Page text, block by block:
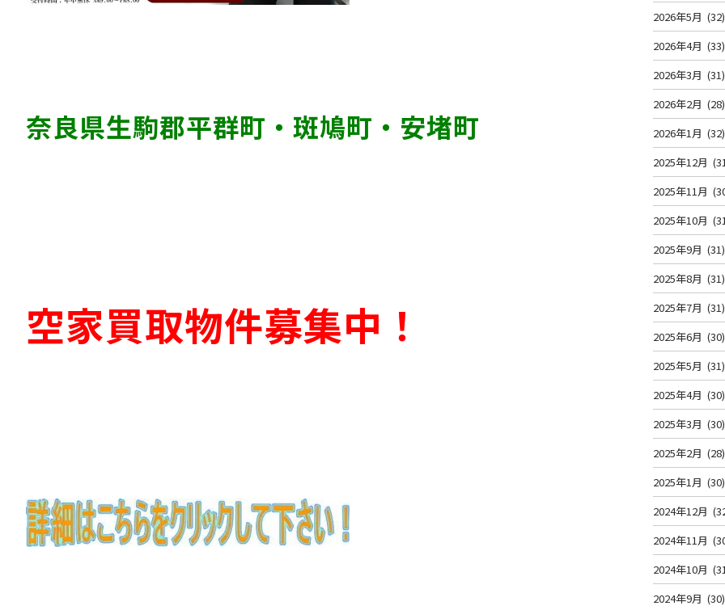
奈良県生駒郡平群町・斑鳩町・安堵町
空家買取物件募集中！
2026年5月 (32)
2026年4月 (33)
2026年3月 (31)
2026年2月 (28)
2026年1月 (32)
2025年12月
2025年11月
2025年10月
2025年9月 (31)
2025年8月 (31)
2025年7月 (31)
2025年6月 (30)
2025年5月 (31)
2025年4月 (30)
2025年3月 (30)
2025年2月 (28)
2025年1月 (30)
2024年12月
2024年11月
2024年10月
2024年9月 (30)